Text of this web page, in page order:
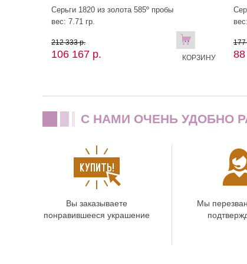
Серьги 1820 из золота 585º пробы
вес: 7.71 гр.
212 333 р.
106 167 р.
В
КОРЗИНУ
177
C НАМИ ОЧЕНЬ УДОБНО
Вы заказываете
понравившееся украшение
Мы